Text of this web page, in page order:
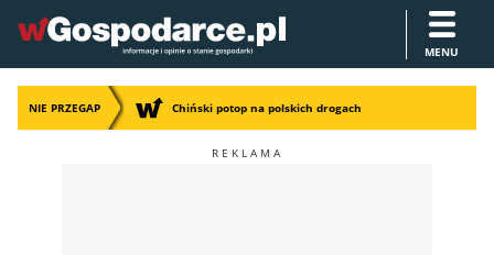
MENU
NIE PRZEGAP Chiński potop na polskich drogach